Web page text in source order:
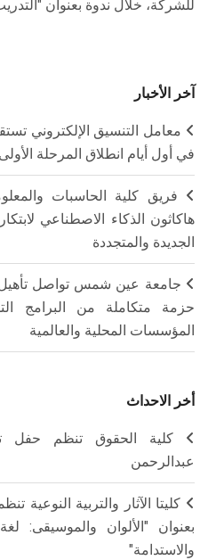
للشركة، خلال ندوة بعنوان
آخر الأخبار
في أول أيام انطلاق المرحلة
فريق كلية الحاسبات
هاكاثون الذكاء الاصطناعي
الجديدة والمتجددة
جامعة عين شمس تواصل
حزمة متكاملة من البرامج
المؤسسات المحلية والعالمية
أخر الاحداث
كلية الحقوق تنظم حفل
عبدالرحمن
كليتا الآثار والتربية النوعية
بعنوان "الألوان والموسيقى:
والاستدامة"